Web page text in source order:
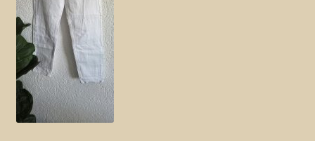
Contact en nieuwsbrief